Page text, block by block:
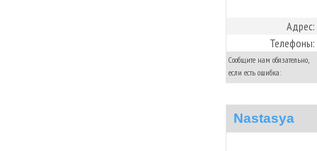
Адрес:
Телефоны:
Сообщите нам обязательно,
если есть ошибка:
Nastasya